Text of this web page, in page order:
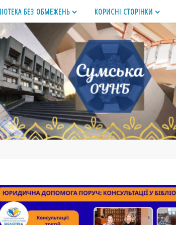
БЕЗ ОБМЕЖЕНЬ КОРИСНІ СТОРІНКИ